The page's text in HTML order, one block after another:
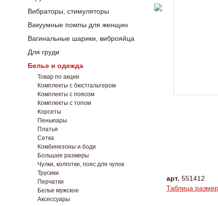
Вибраторы, стимуляторы
Вакуумные помпы для женщин
Вагинальные шарики, виброяйца
Для груди
Белье и одежда
Товар по акции
Комплекты с бюстгальтером
Комплекты с поясом
Комплекты с топом
Корсеты
Пеньюары
Платья
Сетка
Комбинезоны и боди
Большие размеры
Чулки, колготки, пояс для чулок
Трусики
Перчатки
Белье мужское
Аксессуары
арт. 551412
Таблица